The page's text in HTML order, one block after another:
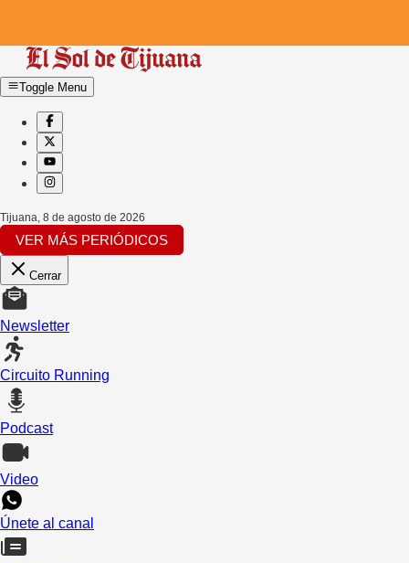
Toggle Menu
Tijuana 8 de agosto de 2026
VER MÁS PERIÓDICOS
Cerrar
Newsletter
Circuito Running
Podcast
Video
Únete al canal